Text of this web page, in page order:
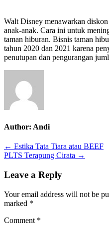
Walt Disney menawarkan
anak-anak. Cara ini untuk
taman hiburan. Bisnis taman
tahun 2020 dan 2021 karena
penutupan dan pengurangan
Author: Andi
Post
navigation
← Estika Tata Tiara atau BEEF
PLTS Terapung Cirata →
Leave a Reply
Your email address will not be
marked *
Comment *